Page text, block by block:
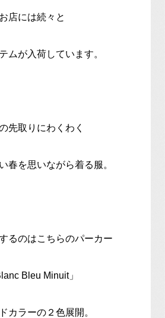
お店には続々と
ムが入荷しています。
先取りにわくわく
春を思いながら着る服。
るのはこちらのパーカー
Bleu Minuit」
カラーの２色展開。